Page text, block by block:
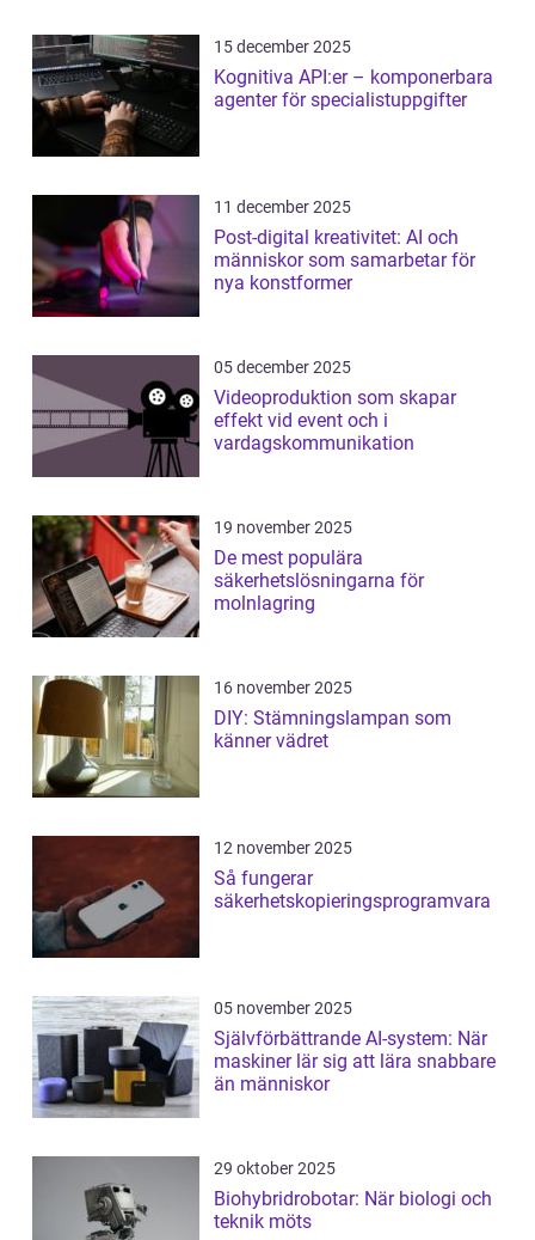
15 december 2025
Kognitiva API:er – komponerbara
agenter för specialistuppgifter
11 december 2025
Post-digital kreativitet: AI och
människor som samarbetar för
nya konstformer
05 december 2025
Videoproduktion som skapar
effekt vid event och i
vardagskommunikation
19 november 2025
De mest populära
säkerhetslösningarna för
molnlagring
16 november 2025
DIY: Stämningslampan som
känner vädret
12 november 2025
Så fungerar
säkerhetskopieringsprogramvara
05 november 2025
Självförbättrande AI-system: När
maskiner lär sig att lära snabbare
än människor
29 oktober 2025
Biohybridrobotar: När biologi och
teknik möts